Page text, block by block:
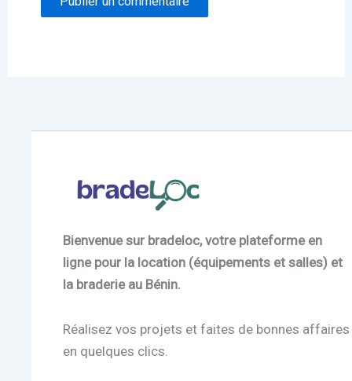
Bienvenue sur bradeloc, votre plateforme en
ligne pour la location (équipements et salles) et
la braderie au Bénin.
Réalisez vos projets et faites de bonnes affaires
en quelques clics.